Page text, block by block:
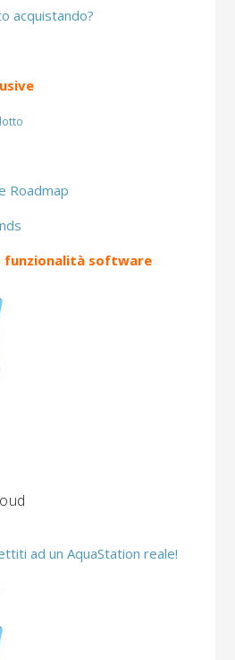
acquistando?
Roadmap
funzionalità software
ad un AquaStation reale!